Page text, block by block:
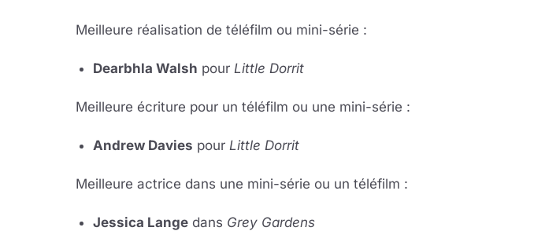
Meilleure réalisation de téléfilm ou mini-série :
Dearbhla Walsh pour Little Dorrit
Meilleure écriture pour un téléfilm ou une mini-série :
Andrew Davies pour Little Dorrit
Meilleure ac­trice dans une mi­ni-sé­rie ou un té­lé­film :
Jes­si­ca Lange dans Grey Gar­dens